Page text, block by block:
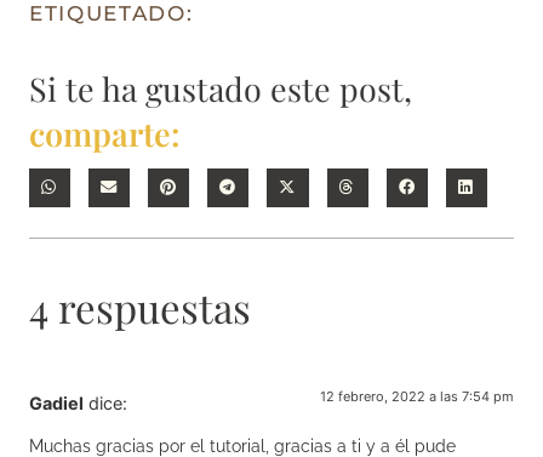
ETIQUETADO:
Si te ha gustado este post,
comparte:
4 respuestas
Gadiel dice: 12 febrero, 2022 a las 7:54 pm
Muchas gracias por el tutorial, gracias a ti y a él pude